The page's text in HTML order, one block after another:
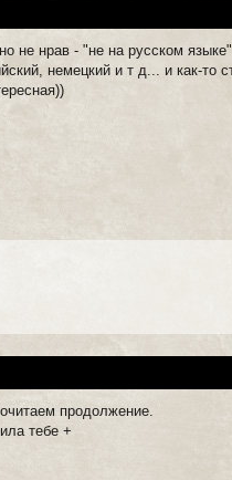
не нрав - "не на русском
немецкий и т д... и как-то
продолжение.
тебе +